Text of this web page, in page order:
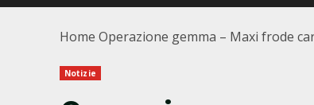
Home Operazione gemma – Maxi frode
Notizie